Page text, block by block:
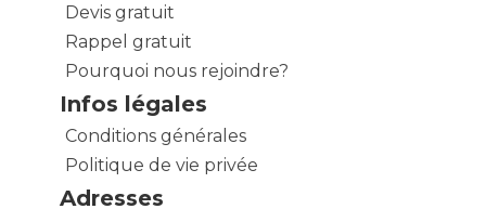
Devis gratuit
Rappel gratuit
Pourquoi nous rejoindre?
Infos légales
Conditions générales
Politique de vie privée
Adresses